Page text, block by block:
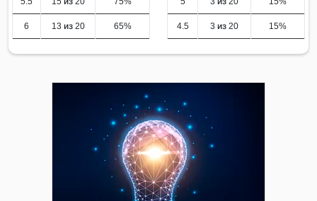
6 13 из 20 65% 4.5 3 из 20 15%